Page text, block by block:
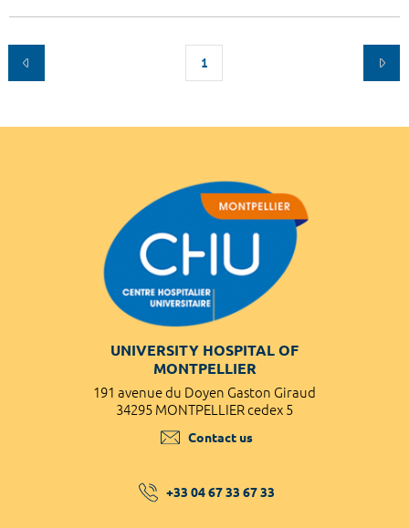
1
UNIVERSITY HOSPITAL OF
MONTPELLIER
191 avenue du Doyen Gaston Giraud
34295 MONTPELLIER cedex 5
Contact us
+33 04 67 33 67 33